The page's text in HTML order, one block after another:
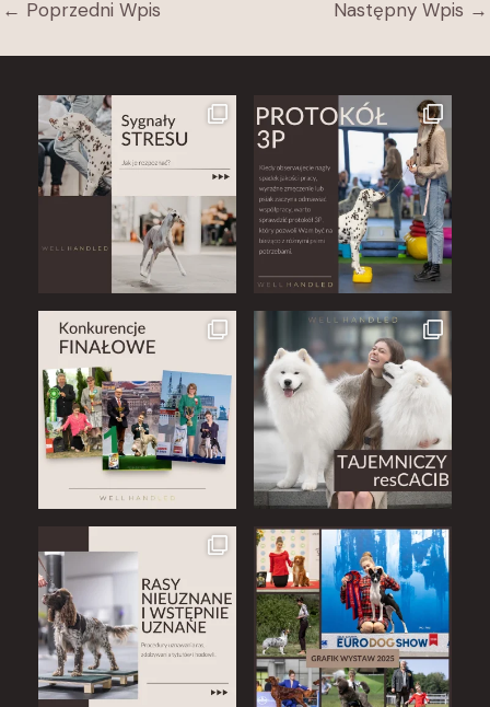
← Poprzedni Wpis Następny Wpis →